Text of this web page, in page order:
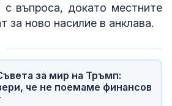
с въпроса, докато местните
за ново насилие в анклава.
за мир на Тръмп:
че не поемаме финансов